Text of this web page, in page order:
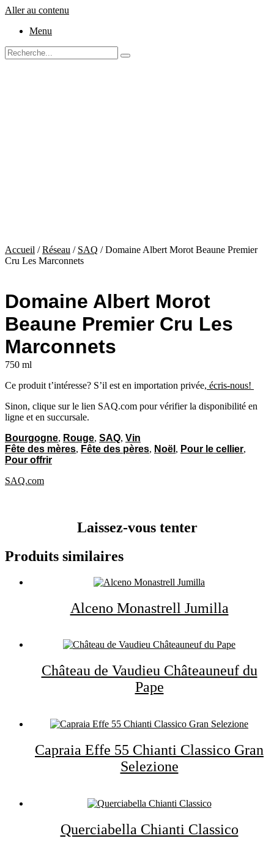
Aller au contenu
Menu
Accueil /Réseau / SAQ / Domaine Albert Morot Beaune Premier
Cru Les Marconnets
Domaine Albert Morot
Beaune Premier Cru Les
Marconnets
750 ml
Ce produit t’intéresse? S’il est en importation privée, écris-nous!
Sinon, clique sur le lien SAQ.com pour vérifier la disponibilité en
ligne et en succursale.
Bourgogne, Rouge, SAQ, Vin
Fête des mères, Fête des pères, Noël , Pour le cellier,
Pour offrir
SAQ.com
Laissez-vous tenter
Produits similaires
Alceno Monastrell Jumilla
Château de Vaudieu Châteauneuf du
Pape
Capraia Effe 55 Chianti Classico Gran
Selezione
Querciabella Chianti Classico